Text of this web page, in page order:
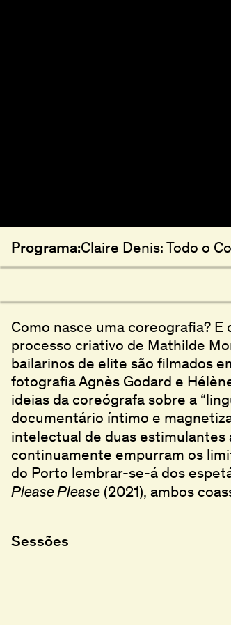
Programa:Claire Denis: Todo o
Como nasce uma coreografia?
processo criativo de Mathilde
bailarinos de elite são filmados
fotografia Agnès Godard e
ideias da coreógrafa sobre a
documentário íntimo e
intelectual de duas estimulantes
continuamente empurram os
do Porto lembrar-se-á dos
Please Please(2021), ambos
Sessões